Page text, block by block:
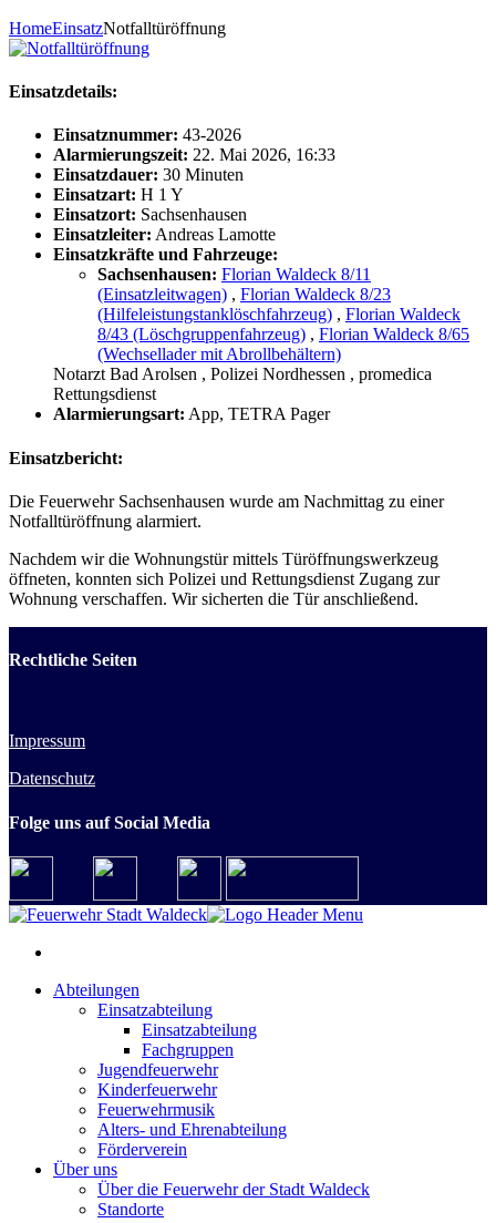
HomeEinsatzNotfalltüröffnung
Einsatzdetails:
Einsatznummer: 43-2026
Alarmierungszeit: 22. Mai 2026, 16:33
Einsatzdauer: 30 Minuten
Einsatzart: H 1 Y
Einsatzort: Sachsenhausen
Einsatzleiter: Andreas Lamotte
Einsatzkräfte und Fahrzeuge:
Sachsenhausen: Florian Waldeck 8/11
(Einsatzleitwagen) , Florian Waldeck 8/23
(Hilfeleistungstanklöschfahrzeug) , Florian Waldeck
8/43 (Löschgruppenfahrzeug) , Florian Waldeck 8/65
(Wechsellader mit Abrollbehältern)
Notarzt Bad Arolsen , Polizei Nordhessen , promedica
Rettungsdienst
Alarmierungsart: App, TETRA Pager
Einsatzbericht:
Die Feuerwehr Sachsenhausen wurde am Nachmittag zu einer
Notfalltüröffnung alarmiert.
Nachdem wir die Wohnungstür mittels Türöffnungswerkzeug
öffneten, konnten sich Polizei und Rettungsdienst Zugang zur
Wohnung verschaffen. Wir sicherten die Tür anschließend.
Rechtliche Seiten
Impressum
Datenschutz
Folge uns auf Social Media
Abteilungen
Einsatzabteilung
Einsatzabteilung
Fachgruppen
Jugendfeuerwehr
Kinderfeuerwehr
Feuerwehrmusik
Alters- und Ehrenabteilung
Förderverein
Über uns
Über die Feuerwehr der Stadt Waldeck
Standorte